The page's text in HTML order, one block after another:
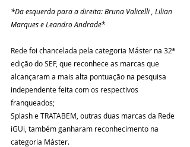
*Da esquerda para a direita: Bruna Valicelli , Lilian
Marques e Leandro Andrade*
Rede foi chancelada pela categoria Máster na 32ª
edição do SEF, que reconhece as marcas que
alcançaram a mais alta pontuação na pesquisa
independente feita com os respectivos
franqueados;
Splash e TRATABEM, outras duas marcas da Rede
iGUi, também ganharam reconhecimento na
categoria Máster.